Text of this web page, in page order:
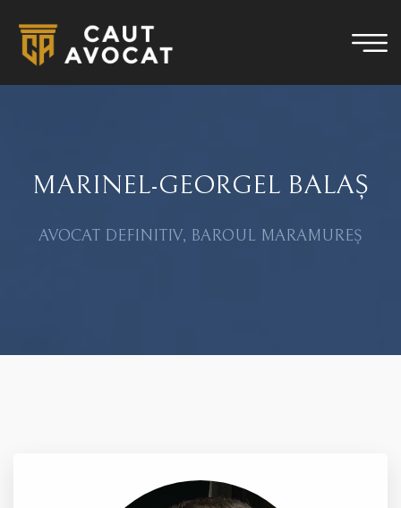
MARINEL-GEORGEL BALAȘ
AVOCAT DEFINITIV, BAROUL MARAMUREȘ